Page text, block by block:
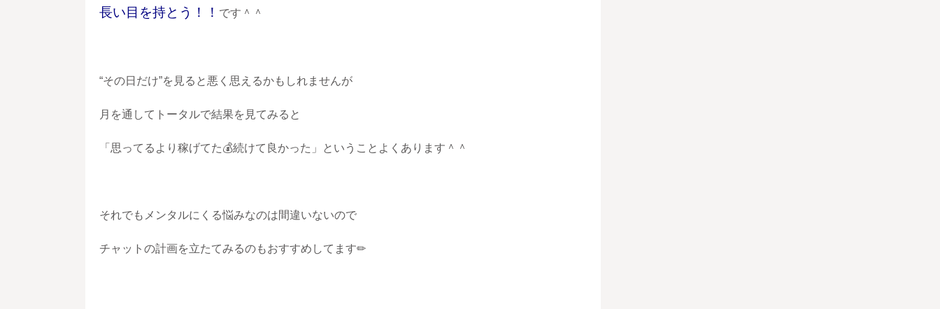
長い目を持とう！！ です＾＾
“その日だけ”を見ると悪く思えるかもしれませんが
月を通してトータルで結果を見てみると
「思ってるより稼げてた💰️続けて良かった」ということよくあります＾＾
それでもメンタルにくる悩みなのは間違いないので
チャットの計画を立たてみるのもおすすめしてます✏